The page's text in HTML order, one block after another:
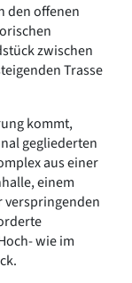
den offenen
zwischen
Trasse
kommt,
gegliederten
aus einer
einem
verspringenden
wie im